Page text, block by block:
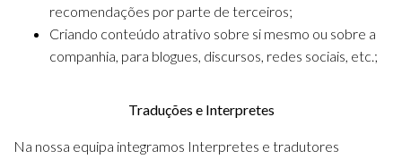
recomendações por parte de terceiros;
Criando conteúdo atrativo sobre si mesmo ou sobre a
companhia, para blogues, discursos, redes sociais, etc.;
Traduções e Interpretes
Na nossa equipa integramos Interpretes e tradutores